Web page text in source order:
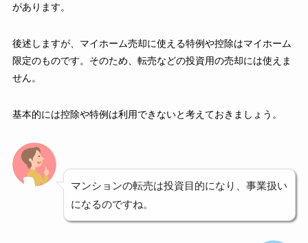
があります。
後述しますが、マイホーム売却に使える特例や控除はマイホーム
限定のものです。そのため、転売などの投資用の売却には使えま
せん。
基本的には控除や特例は利用できないと考えておきましょう。
マンションの転売は投資目的になり、事業扱い
になるのですね。